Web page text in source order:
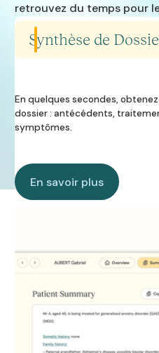
retrouvez du temps pour
Synthèse de
En quelques secondes,
dossier : antécédents,
symptômes.
En savoir plus
En savoir plus